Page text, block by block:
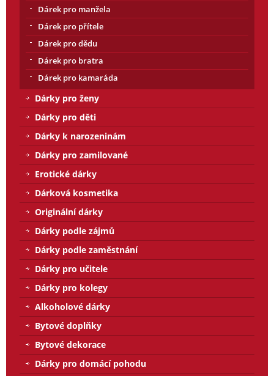
Dárek pro manžela
Dárek pro přítele
Dárek pro dědu
Dárek pro bratra
Dárek pro kamaráda
Dárky pro ženy
Dárky pro děti
Dárky k narozeninám
Dárky pro zamilované
Erotické dárky
Dárková kosmetika
Originální dárky
Dárky podle zájmů
Dárky podle zaměstnání
Dárky pro učitele
Dárky pro kolegy
Alkoholové dárky
Bytové doplňky
Bytové dekorace
Dárky pro domácí pohodu